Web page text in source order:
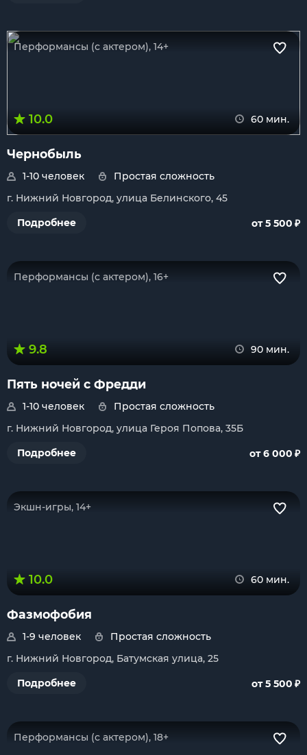
Перформансы (с актером), 14+
10.0 60 мин.
Чернобыль
1-10 человек
Простая сложность
г. Нижний Новгород, улица Белинского, 45
Подробнее
от 5 500 ₽
Перформансы (с актером), 16+
9.8 90 мин.
Пять ночей с Фредди
1-10 человек
Простая сложность
г. Нижний Новгород, улица Героя Попова, 35Б
Подробнее
от 6 000 ₽
Экшн-игры, 14+
10.0 60 мин.
Фазмофобия
1-9 человек
Простая сложность
г. Нижний Новгород, Батумская улица, 25
Подробнее
от 5 500 ₽
Перформансы (с актером), 18+